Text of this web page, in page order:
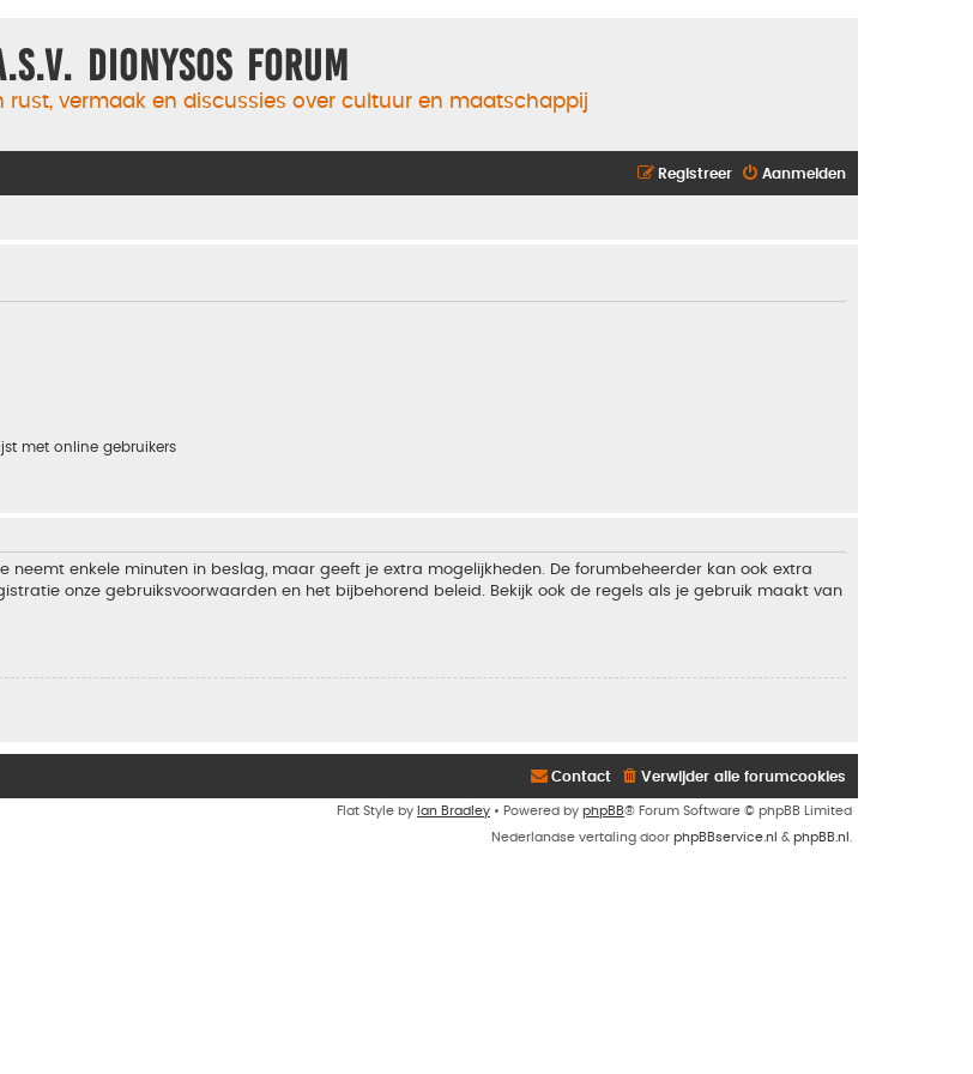
Dionysos Forum
rust, vermaak en discussies over cultuur en maatschappij
Aanmelden
Registreer
met online gebruikers
neemt enkele minuten in beslag, maar geeft je extra mogelijkheden. De forumbeheerder kan ook extra
onze gebruiksvoorwaarden en het bijbehorend beleid. Bekijk ook de regels als je gebruik maakt van
Verwijder alle forumcookies
Contact
Flat Style by Ian Bradley • Powered by phpBB® Forum Software © phpBB Limited
Nederlandse vertaling door phpBBservice.nl & phpBB.nl